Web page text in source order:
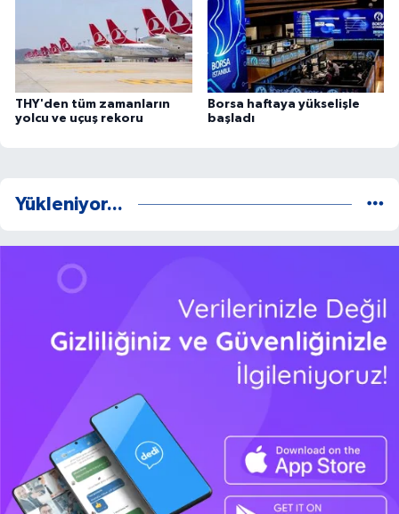
THY'den tüm zamanların
yolcu ve uçuş rekoru
Borsa haftaya yükselişle
başladı
Yükleniyor...